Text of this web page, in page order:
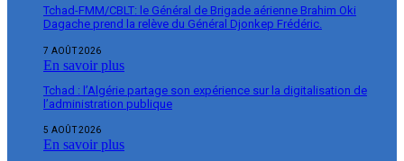
Tchad-FMM/CBLT: le Général de Brigade aérienne Brahim Oki
Dagache prend la relève du Général Djonkep Frédéric.
7 AOÛT 2026
En savoir plus
Tchad : l’Algérie partage son expérience sur la digitalisation de
l’administration publique
5 AOÛT 2026
En savoir plus